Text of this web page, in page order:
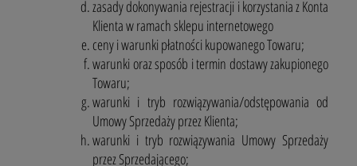
zasady dokonywania rejestracji i korzystania z Konta
Klienta w ramach sklepu internetowego
ceny i warunki płatności kupowanego Towaru;
warunki oraz sposób i termin dostawy zakupionego
Towaru;
warunki i tryb rozwiązywania/odstępowania od
Umowy Sprzedaży przez Klienta;
warunki i tryb rozwiązywania Umowy Sprzedaży
przez Sprzedającego;